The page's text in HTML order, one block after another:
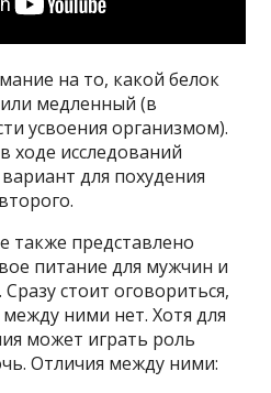
на то, какой белок
медленный (в
усвоения организмом).
ходе исследований
для похудения
также представлено
питание для мужчин и
стоит оговориться,
ними нет. Хотя для
может играть роль
Отличия между ними: